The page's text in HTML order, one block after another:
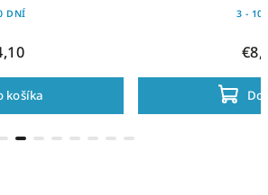
DNÍ
košíka
3 - 10
Do